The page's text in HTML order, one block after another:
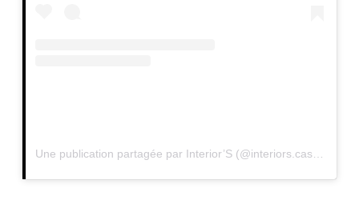
Une publication partagée par Interior’S (@interiors.casablanca)